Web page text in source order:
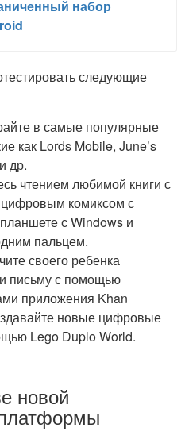
набор
следующие
в самые популярные
как Lords Mobile, June’s
др.
чтением любимой книги с
комиксом с
с Windows и
пальцем.
своего ребенка
письму с помощью
приложения Khan
новые цифровые
Lego Duplo World.
новой